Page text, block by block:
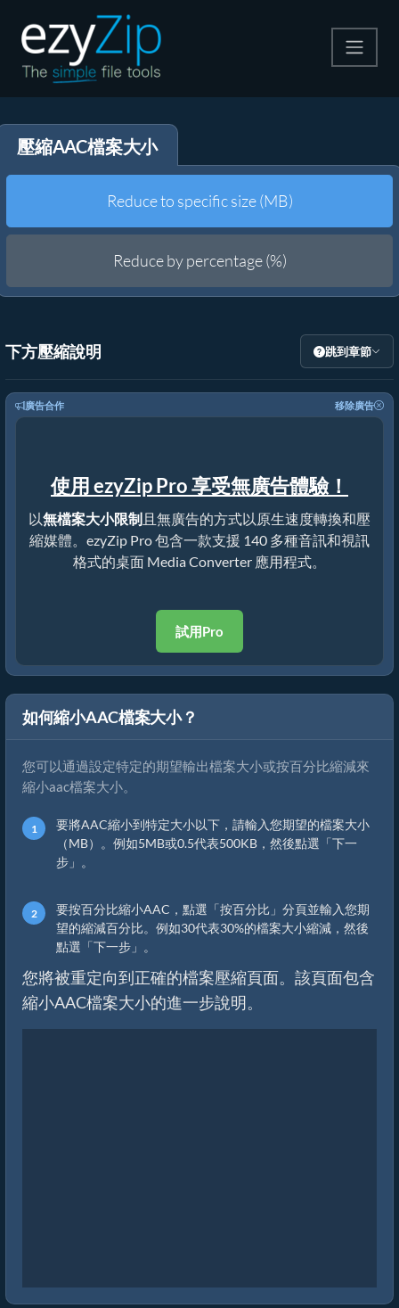
解壓縮
其他工具
壓縮AAC檔案大小
Reduce to specific size (MB)
Reduce by percentage (%)
下方壓縮說明 跳到章節
廣告合作 移除廣告
使用 ezyZip Pro 享受無廣告體驗！
以無檔案大小限制且無廣告的方式以原生速度轉換和壓
縮媒體。ezyZip Pro 包含一款支援 140 多種音訊和視訊
格式的桌面 Media Converter 應用程式。
試用Pro
如何縮小AAC檔案大小？
您可以通過設定特定的期望輸出檔案大小或按百分比縮減來
縮小aac檔案大小。
要將AAC縮小到特定大小以下，請輸入您期望的檔案大小
（MB）。例如5MB或0.5代表500KB，然後點選「下一
步」。
要按百分比縮小AAC，點選「按百分比」分頁並輸入您期
望的縮減百分比。例如30代表30%的檔案大小縮減，然後
點選「下一步」。
您將被重定向到正確的檔案壓縮頁面。該頁面包含
縮小AAC檔案大小的進一步說明。